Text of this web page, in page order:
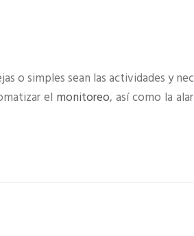
o simples sean las actividades y
el monitoreo, así como la